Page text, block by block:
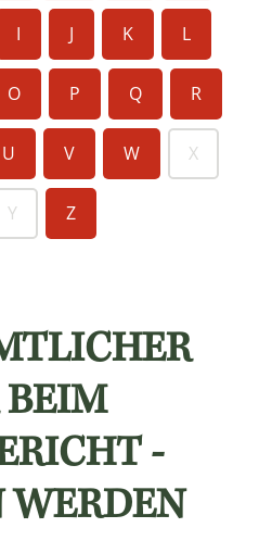
I J K L
O P Q R
U V W X
Y Z
BEIM
-
WERDEN